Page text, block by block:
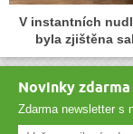
V instantních
byla zjištěna
Novinky zdarma
Zdarma newsletter s